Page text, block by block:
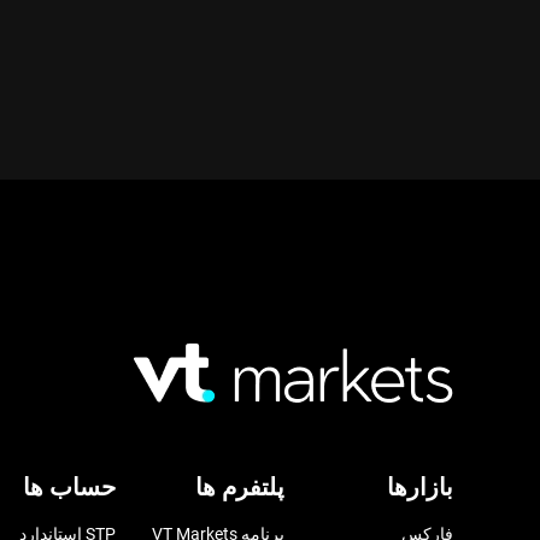
بازارها
فارکس
پلتفرم ها
برنامه VT Markets
حساب ها
STP استاندارد